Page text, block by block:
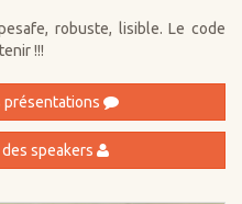
robuste, lisible. Le code
!!!
speakers